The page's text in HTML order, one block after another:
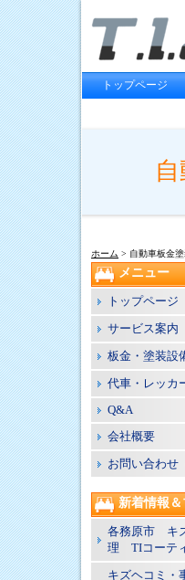
トップページ
ホーム > 自動車板金
メニュー
トップページ
サービス案内
板金・塗装設
代車・レッカ
Q&A
会社概要
お問い合わせ
新着情報
各務原市 キ
理 TIコーテ
キズヘコミ・